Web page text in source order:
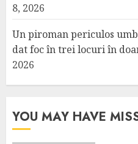
8, 2026
Un piroman periculos
dat foc în trei locuri în
2026
YOU MAY HAVE